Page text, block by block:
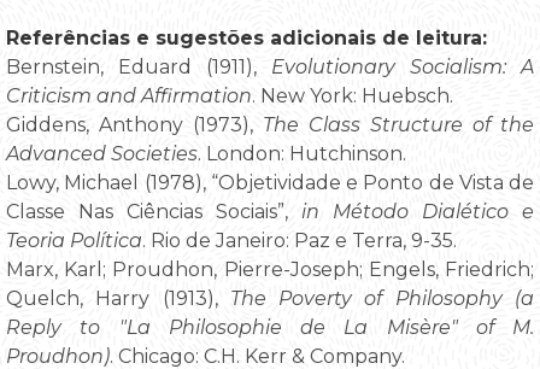
Referências e sugestões adicionais de leitura:
Bernstein, Eduard (1911), Evolutionary Socialism: A
Criticism and Affirmation. New York: Huebsch.
Giddens, Anthony (1973), The Class Structure of the
Advanced Societies. London: Hutchinson.
Lowy, Michael (1978), “Objetividade e Ponto de Vista de
Classe Nas Ciências Sociais”, in
Método Dialético e
Teoria Política. Rio de Janeiro: Paz e Terra, 9-35.
Marx, Karl; Proudhon, Pierre-Joseph; Engels, Friedrich;
Quelch, Harry (1913), The Poverty of Philosophy (a
Reply to "La Philosophie de La Misère" of M.
Proudhon). Chicago: C.H. Kerr & Company.